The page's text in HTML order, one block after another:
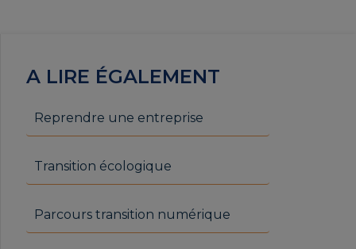
A LIRE ÉGALEMENT
Reprendre une entreprise
Transition écologique
Parcours transition numérique